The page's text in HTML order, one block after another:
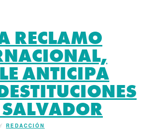
RECLAMO
ANTICIPA
SALVADOR
REDACCIÓN